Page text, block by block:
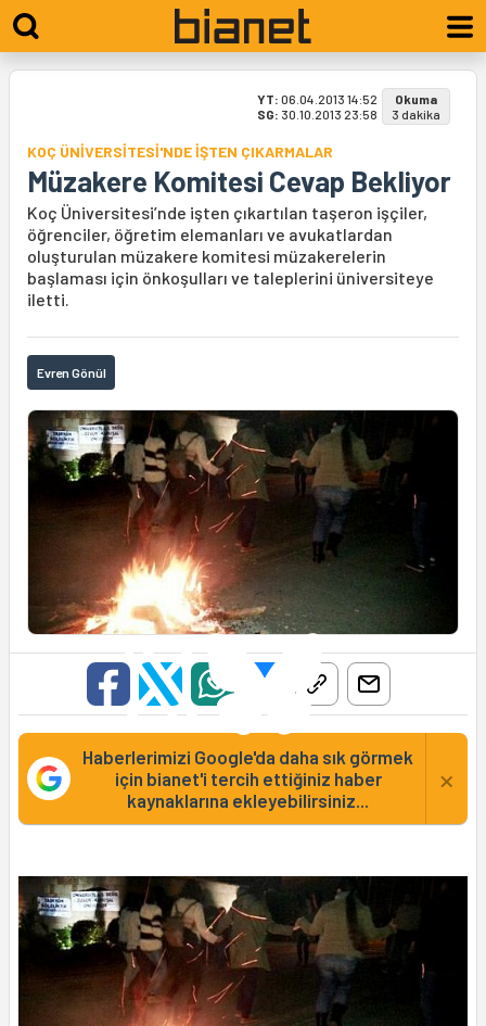
YT: 06.04.2013 14:52
SG: 30.10.2013 23:58
Okuma
3 dakika
KOÇ ÜNİVERSİTESİ'NDE İŞTEN ÇIKARMALAR
Müzakere Komitesi Cevap Bekliyor
Koç Üniversitesi’nde işten çıkartılan taşeron işçiler,
öğrenciler, öğretim elemanları ve avukatlardan
oluşturulan müzakere komitesi müzakerelerin
başlaması için önkoşulları ve taleplerini üniversiteye
iletti.
Evren Gönül
Haberlerimizi Google'da daha sık görmek
için bianet'i tercih ettiğiniz haber
kaynaklarına ekleyebilirsiniz...
×